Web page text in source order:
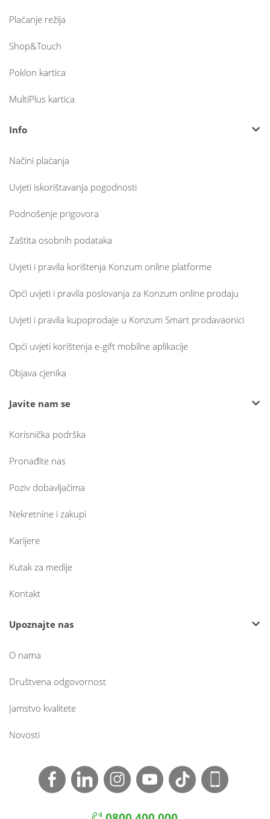
Plaćanje režija
Shop&Touch
Poklon kartica
MultiPlus kartica
Info
Načini plaćanja
Uvjeti iskorištavanja pogodnosti
Podnošenje prigovora
Zaštita osobnih podataka
Uvjeti i pravila korištenja Konzum online platforme
Opći uvjeti i pravila poslovanja za Konzum online prodaju
Uvjeti i pravila kupoprodaje u Konzum Smart prodavaonici
Opći uvjeti korištenja e-gift mobilne aplikacije
Objava cjenika
Javite nam se
Korisnička podrška
Pronađite nas
Poziv dobavljačima
Nekretnine i zakupi
Karijere
Kutak za medije
Kontakt
Upoznajte nas
O nama
Društvena odgovornost
Jamstvo kvalitete
Novosti